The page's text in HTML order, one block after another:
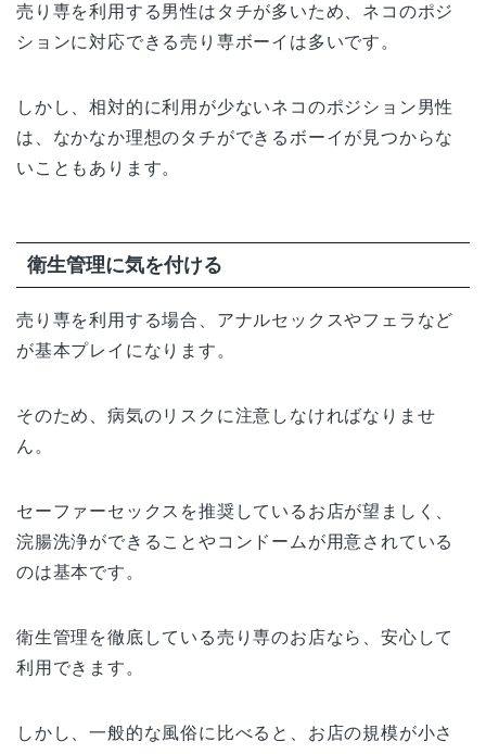
売り専を利用する男性はタチが多いため、ネコのポジ
ションに対応できる売り専ボーイは多いです。
しかし、相対的に利用が少ないネコのポジション男性
は、なかなか理想のタチができるボーイが見つからな
いこともあります。
衛生管理に気を付ける
売り専を利用する場合、アナルセックスやフェラなど
が基本プレイになります。
そのため、病気のリスクに注意しなければなりませ
ん。
セーファーセックスを推奨しているお店が望ましく、
浣腸洗浄ができることやコンドームが用意されている
のは基本です。
衛生管理を徹底している売り専のお店なら、安心して
利用できます。
しかし、一般的な風俗に比べると、お店の規模が小さ